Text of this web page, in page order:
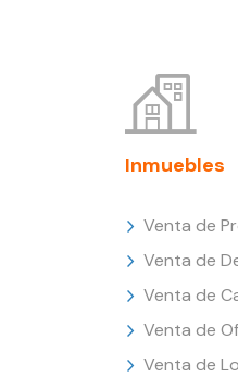
Inmuebles
Venta de
Venta de
Venta de
Venta de
Venta de